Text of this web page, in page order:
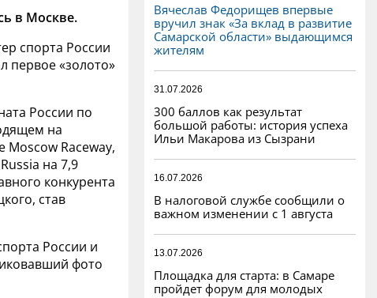
в Москве.
спорта России
первое «золото»
России по
на
Raceway,
на 7,9
конкурента
став
России и
фото
Вячеслав Федорищев впервые
вручил знак «За вклад в развитие
Самарской области» выдающимся
жителям
31.07.2026
300 баллов как результат
большой работы: история успеха
Ильи Макарова из Сызрани
16.07.2026
В налоговой службе сообщили о
важном изменении с 1 августа
13.07.2026
Площадка для старта: в Самаре
пройдет форум для молодых